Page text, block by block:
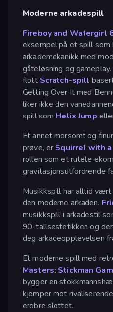
Moderne arkadespill
Fireboy and Watergirl 6
eksempel på et spill som
arkademekanikk med
gåteløsning og gameplay.
flott Scratch-spill
Getting Over It med
liker ikke den
spill som Helix Jump
Et annet morsomt og
prøve, er Squirrel with a
rollen som et rutete
gravitasjonsutfordrende
Musikkspill har alltid
den moderne arkaden.
musikkspill i arkadestil
90-tallsestetikken og
deg arkadeopplevelsen
Et moderne spill med
Masters: Stickman
bygger en
kjemper mot
erobre slottet.